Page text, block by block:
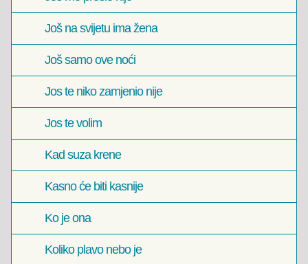
Još na svijetu ima žena
Još samo ove noći
Jos te niko zamjenio nije
Jos te volim
Kad suza krene
Kasno će biti kasnije
Ko je ona
Koliko plavo nebo je